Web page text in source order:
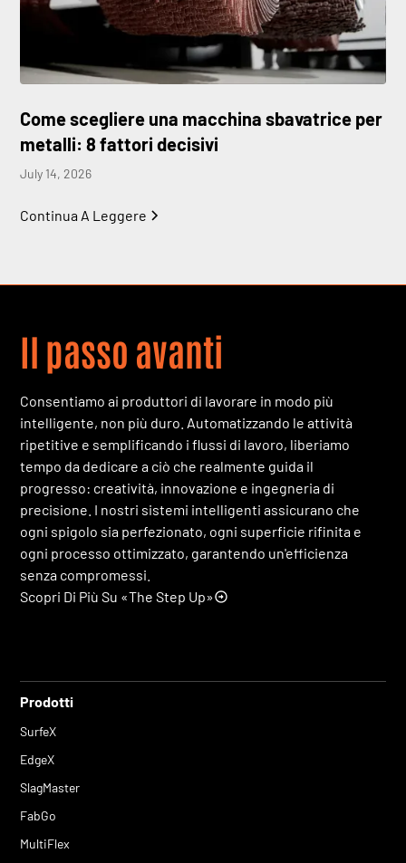
Come scegliere una macchina sbavatrice per
metalli: 8 fattori decisivi
July 14, 2026
Continua A Leggere
Il passo avanti
Consentiamo ai produttori di lavorare in modo più
intelligente, non più duro. Automatizzando le attività
ripetitive e semplificando i flussi di lavoro, liberiamo
tempo da dedicare a ciò che realmente guida il
progresso: creatività, innovazione e ingegneria di
precisione. I nostri sistemi intelligenti assicurano che
ogni spigolo sia perfezionato, ogni superficie rifinita e
ogni processo ottimizzato, garantendo un'efficienza
senza compromessi.
Scopri Di Più Su «The Step Up»
Prodotti
SurfeX
EdgeX
SlagMaster
FabGo
MultiFlex